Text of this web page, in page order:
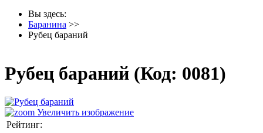
Вы здесь:
Баранина >>
Рубец бараний
Рубец бараний (Код: 0081)
Увеличить изображение
Рейтинг: